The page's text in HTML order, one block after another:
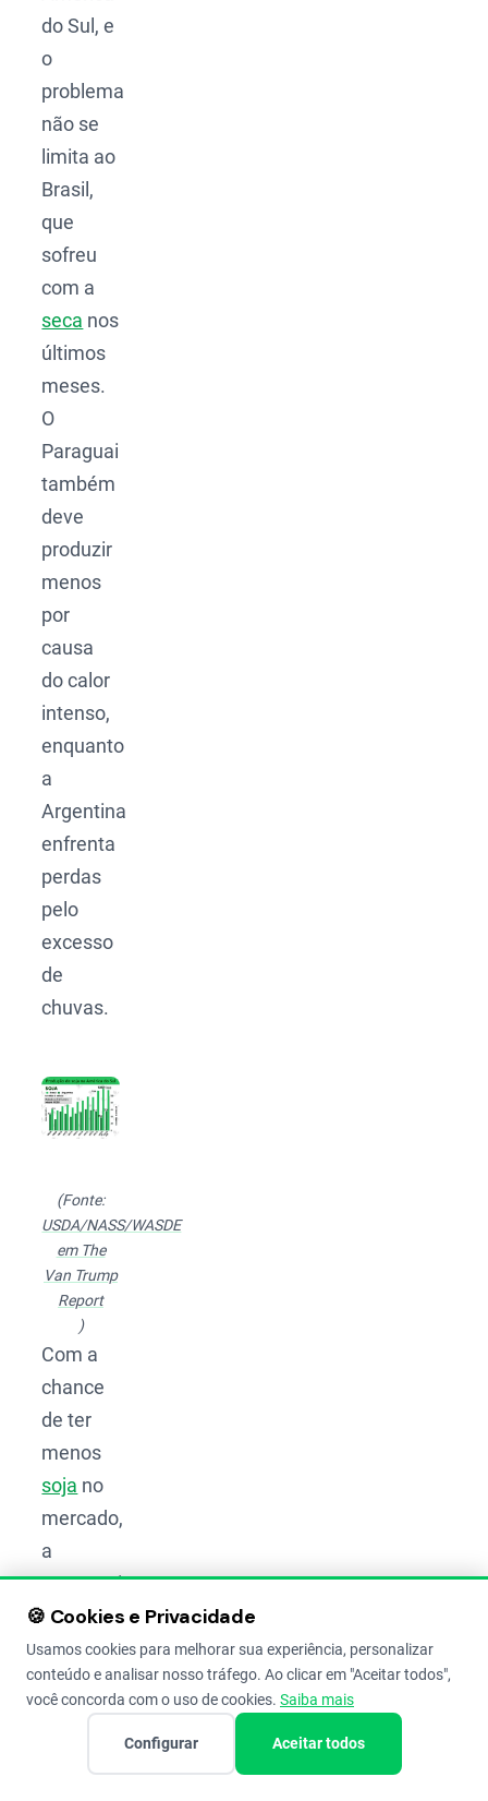
do Sul, e
o
problema
não se
limita ao
Brasil,
que
sofreu
com a
seca nos
últimos
meses.
O
Paraguai
também
deve
produzir
menos
por
causa
do calor
intenso,
enquanto
a
Argentina
enfrenta
perdas
pelo
excesso
de
chuvas.
(Fonte:
USDA/NASS/WASDE
em The
Van Trump
Report
)
Com a
chance
de ter
menos
soja no
mercado,
a
expectativa
seria de
preços
mais
altos.
🍪 Cookies e Privacidade
Usamos cookies para melhorar sua experiência, personalizar
conteúdo e analisar nosso tráfego. Ao clicar em "Aceitar todos",
você concorda com o uso de cookies. Saiba mais
Configurar Aceitar todos